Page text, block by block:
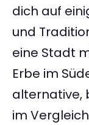
dich auf
und
eine Stadt
Erbe im
alternative,
im